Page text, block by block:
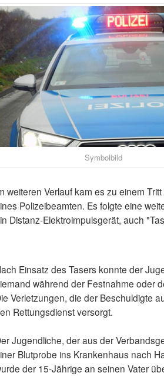
Symbolbild
weiteren Verlauf kam es zu einem
Polizeibeamten. Es folgte eine
Distanz-Elektroimpulsgerät, auch
Einsatz des Tasers konnte der
während der Festnahme oder
Verletzungen, die der Beschuldigte
Rettungsdienst versorgt.
Jugendliche, der aus der
Blutprobe ins Krankenhaus nach
der 15-Jährige an seinen Vater